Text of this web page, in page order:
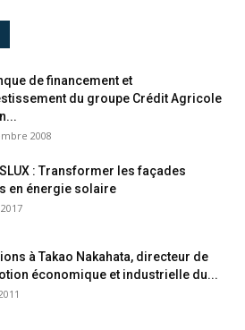
de financement et
du groupe Crédit Agricole
2008
: Transformer les façades
en énergie solaire
à Takao Nakahata, directeur de
économique et industrielle du...